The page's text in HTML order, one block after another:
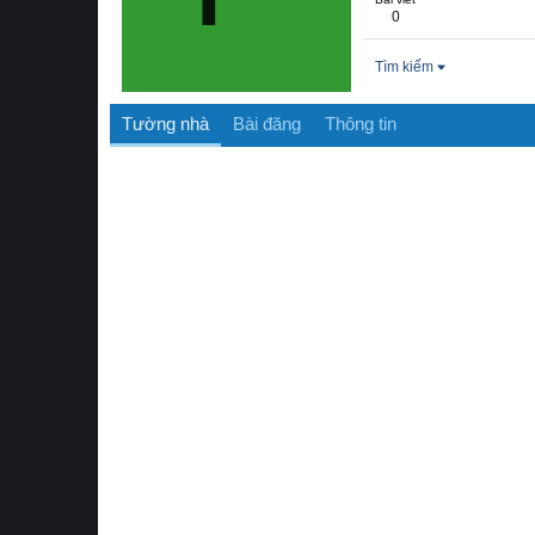
0
Tìm kiếm
Tường nhà Bài đăng Thông tin